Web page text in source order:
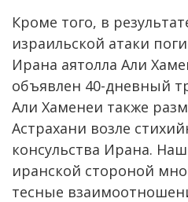
Кроме того, в
израильской атаки
Ирана аятолла Али
объявлен 40-дневный
Али Хаменеи также
Астрахани возле
консульства Ирана.
иранской стороной
тесные